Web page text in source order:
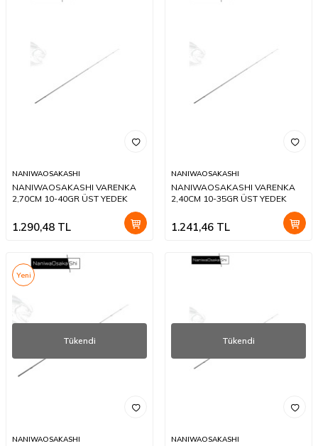
NANIWAOSAKASHI
NANIWAOSAKASHI VARENKA
2,70CM 10-40GR ÜST YEDEK
1.290,48 TL
NANIWAOSAKASHI
NANIWAOSAKASHI VARENKA
2,40CM 10-35GR ÜST YEDEK
1.241,46 TL
Yeni
Tükendi
NANIWAOSAKASHI
Tükendi
NANIWAOSAKASHI